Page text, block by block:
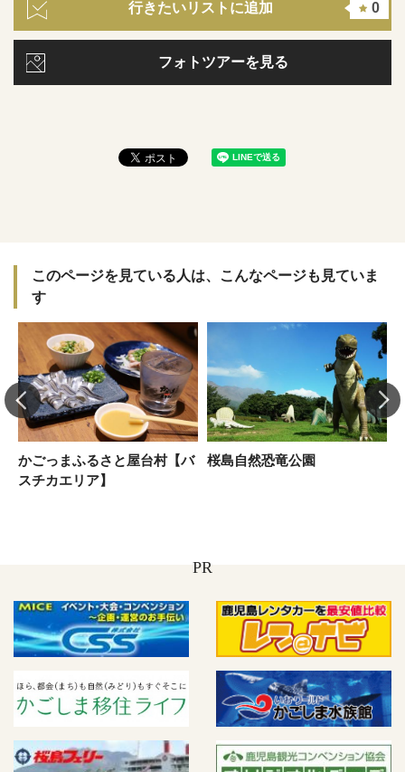
行きたいリストに追加 0
フォトツアーを見る
このページを見ている人は、こんなページも見ていま
す
かごっまふるさと屋台村【バ
スチカエリア】
桜島自然恐竜公園
PR